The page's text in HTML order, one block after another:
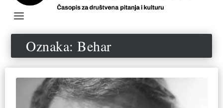
Oznaka:Behar